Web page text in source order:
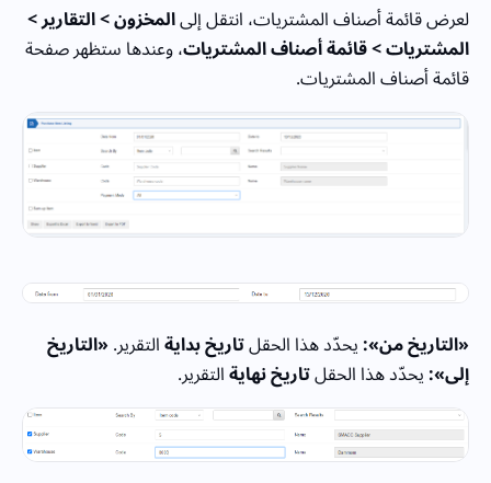
لعرض قائمة أصناف المشتريات، انتقل إلىالمخزون > التقارير >
المشتريات > قائمة أصناف المشتريات، وعندها ستظهر صفحة
قائمة أصناف المشتريات.
«التاريخ من»:يحدّد هذا الحقلتاريخ بدايةالتقرير.«التاريخ
إلى»:يحدّد هذا الحقلتاريخ نهايةالتقرير.